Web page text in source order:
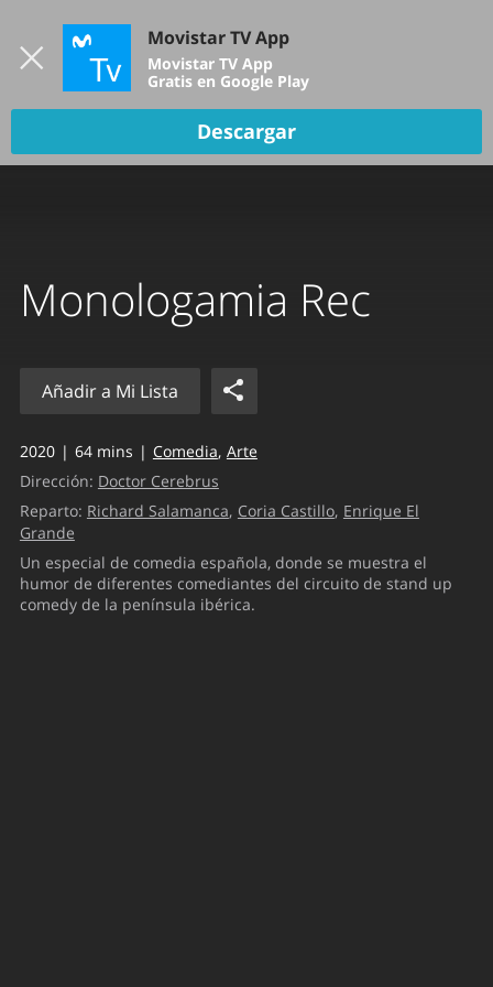
TV EN VIVO
Monologamia Rec
Añadir a Mi Lista
2020 64 mins Comedia Arte
Dirección: Doctor Cerebrus
Reparto: Richard Salamanca Coria Castillo Enrique El
Grande
Un especial de comedia española, donde se muestra el
humor de diferentes comediantes del circuito de stand up
comedy de la península ibérica.
Movistar TV App
Movistar TV App
Gratis en Google Play
Descargar